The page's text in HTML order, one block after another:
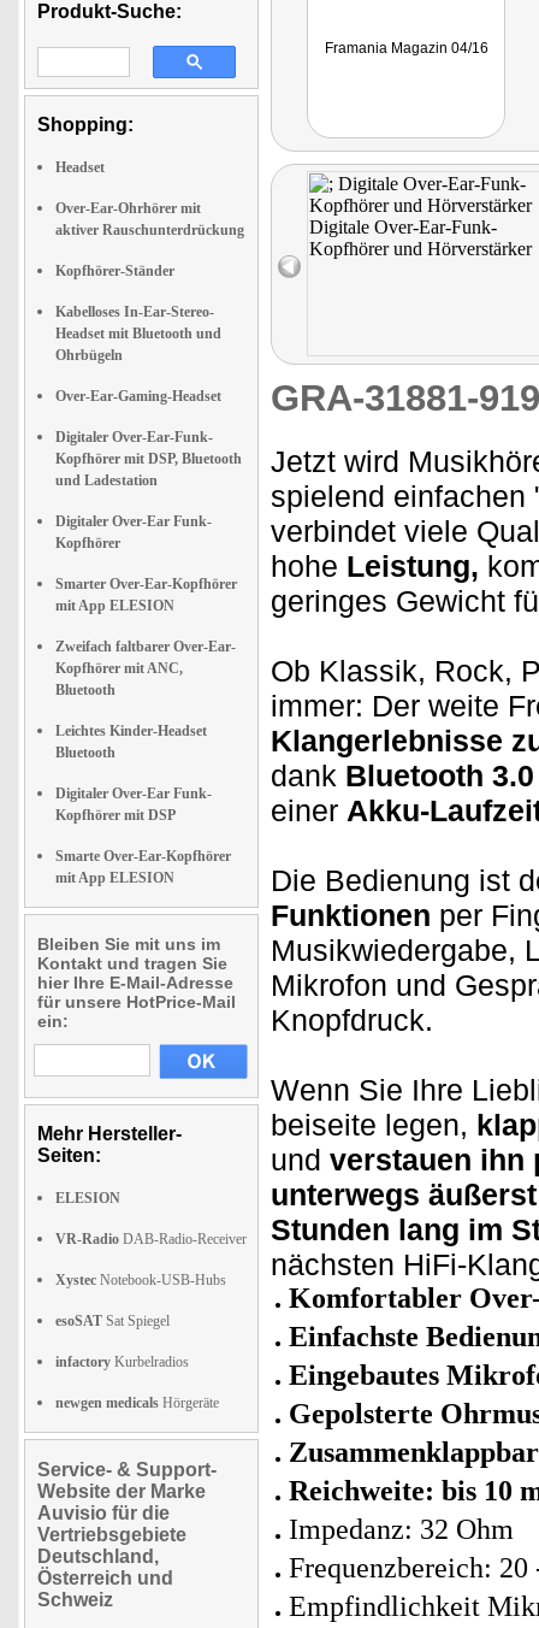
Produkt-Suche:
Shopping:
Headset
Over-Ear-Ohrhörer mit
aktiver Rauschunterdrückung
Kopfhörer-Ständer
Kabelloses In-Ear-Stereo-
Headset mit Bluetooth und
Ohrbügeln
Over-Ear-Gaming-Headset
Digitaler Over-Ear-Funk-
Kopfhörer mit DSP, Bluetooth
und Ladestation
Digitaler Over-Ear Funk-
Kopfhörer
Smarter Over-Ear-Kopfhörer
mit App ELESION
Zweifach faltbarer Over-Ear-
Kopfhörer mit ANC,
Bluetooth
Leichtes Kinder-Headset
Bluetooth
Digitaler Over-Ear Funk-
Kopfhörer mit DSP
Smarte Over-Ear-Kopfhörer
mit App ELESION
Bleiben Sie mit uns im
Kontakt und tragen Sie
hier Ihre E-Mail-Adresse
für unsere HotPrice-Mail
ein:
Mehr Hersteller-
Seiten:
ELESION
VR-Radio DAB-Radio-Receiver
Xystec Notebook-USB-Hubs
esoSAT Sat Spiegel
infactory Kurbelradios
newgen medicals Hörgeräte
Service- & Support-
Website der Marke
Auvisio für die
Vertriebsgebiete
Deutschland,
Österreich und
Schweiz
Framania Magazin 04/16
GRA-31881-
Jetzt wird
spielend einfachen
verbindet viele
hohe Leistung,
geringes Gewicht
Ob Klassik, Rock,
immer: Der weite
Klangerlebnisse
dank Bluetooth 3.0
einer Akku-
Die Bedienung ist
Funktionen per
Musikwiedergabe,
Mikrofon und
Knopfdruck.
Wenn Sie Ihre
beiseite legen,
und verstauen ihn
unterwegs
Stunden lang im
nächsten HiFi-
Komfortabler
Einfachste
Eingebautes
Gepolsterte
Zusammenklappbar
Reichweite: bis 10
Impedanz: 32 Ohm
Frequenzbereich: 20
Empfindlichkeit